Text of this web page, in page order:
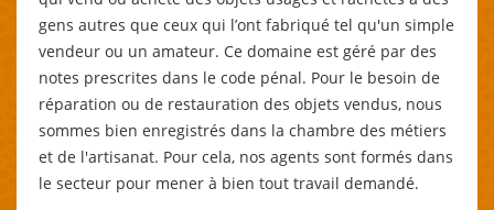
gens autres que ceux qui l’ont fabriqué tel qu'un simple
vendeur ou un amateur. Ce domaine est géré par des
notes prescrites dans le code pénal. Pour le besoin de
réparation ou de restauration des objets vendus, nous
sommes bien enregistrés dans la chambre des métiers
et de l'artisanat. Pour cela, nos agents sont formés dans
le secteur pour mener à bien tout travail demandé.